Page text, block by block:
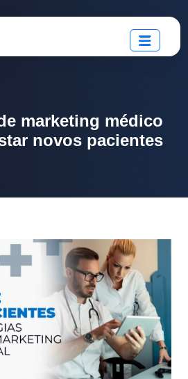
marketing médico
novos pacientes